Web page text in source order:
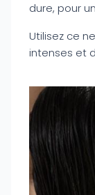
dure, pour
Utilisez ce
intenses et